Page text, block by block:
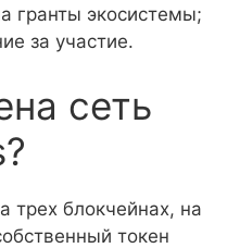
гранты экосистемы;
за участие.
сеть
трех блокчейнах, на
токен